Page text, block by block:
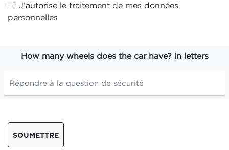
J’autorise le traitement de mes données
personnelles
How many wheels does the car have? in letters
SOUMETTRE